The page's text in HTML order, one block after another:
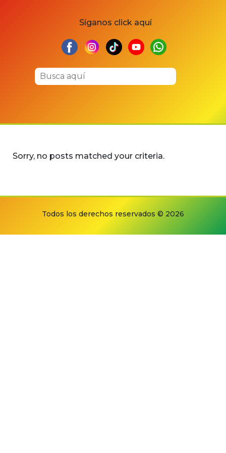
Síganos click aquí
Sorry, no posts matched your criteria.
Todos los derechos reservados © 2026